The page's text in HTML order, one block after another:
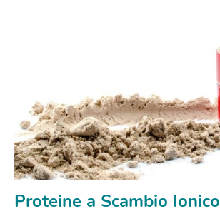
Proteine a Scambio Ionico